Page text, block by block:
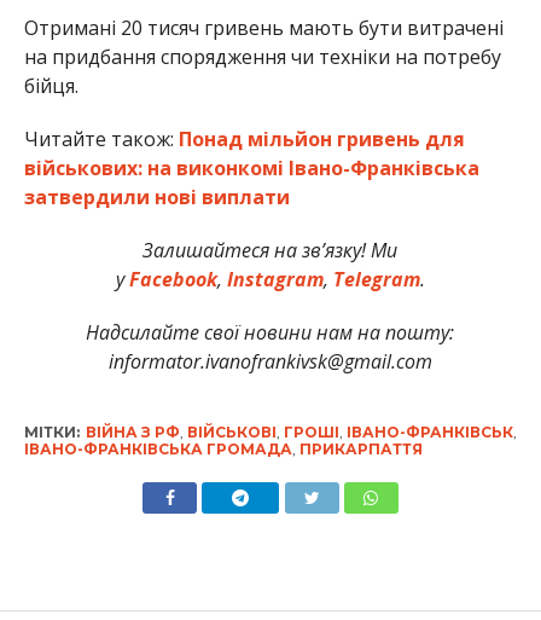
Отримані 20 тисяч гривень мають бути витрачені
на придбання спорядження чи техніки на потребу
бійця.
Читайте також: Понад мільйон гривень для
військових: на виконкомі Івано-Франківська
затвердили нові виплати
Залишайтеся на зв’язку! Ми
уFacebook, Instagram, Telegram.
Надсилайте свої новини нам на пошту:
informator.ivanofrankivsk@gmail.com
МІТКИ: ВІЙНА З РФ ВІЙСЬКОВІ ГРОШІ ІВАНО-ФРАНКІВСЬК,
ІВАНО-ФРАНКІВСЬКА ГРОМАДА ПРИКАРПАТТЯ